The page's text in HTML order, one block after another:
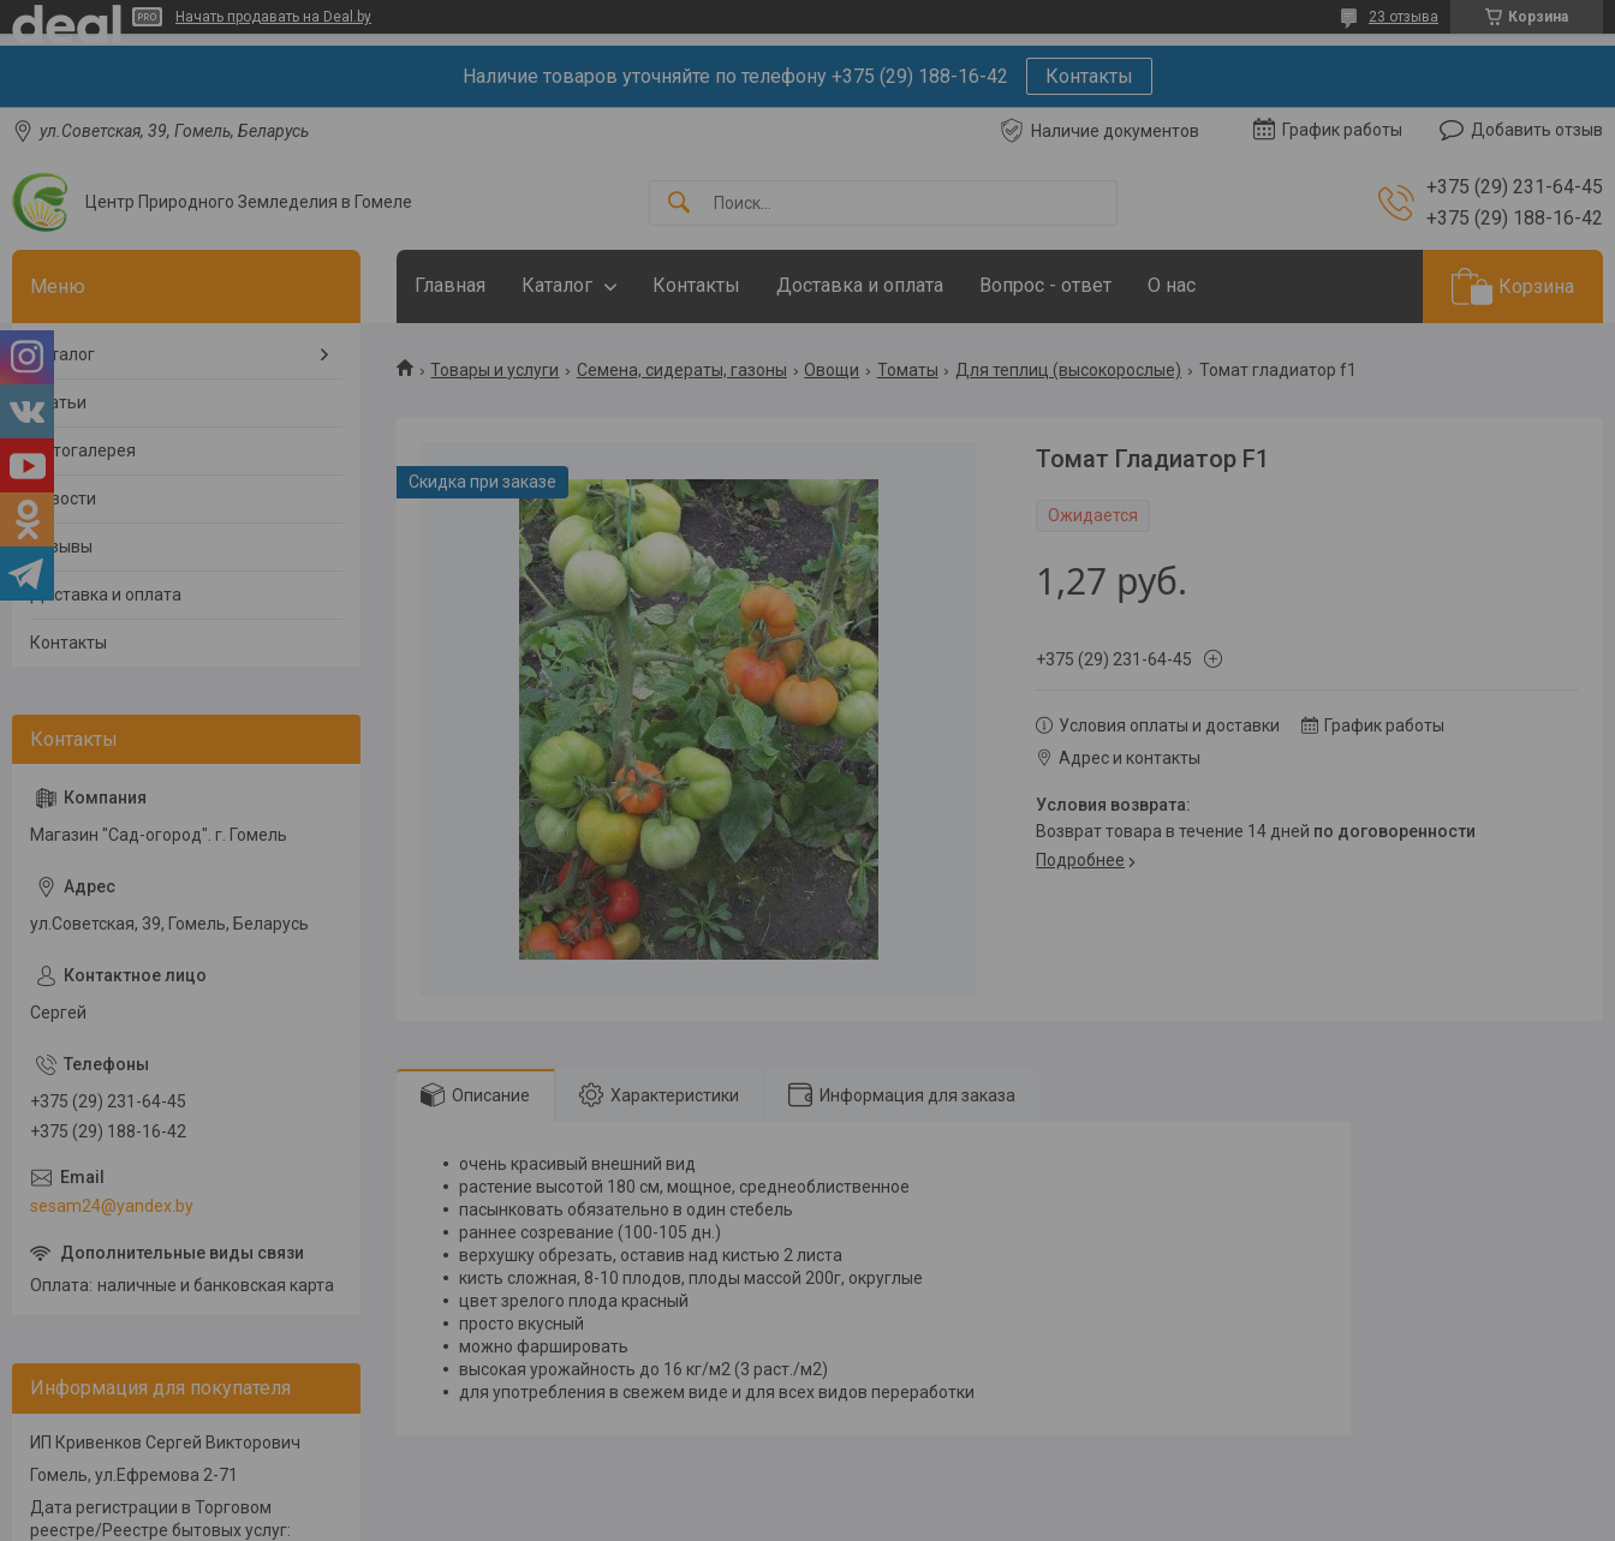
Начать продавать на Deal.by Корзина
23 отзыва
Наличие товаров уточняйте по телефону +375 (29) 188-16-42 Контакты
ул.Советская, 39, Гомель, Беларусь Наличие документов График работы Добавить отзыв
Центр Природного Земледелия в Гомеле
+375 (29) 231-64-45
+375 (29) 188-16-42
Главная Каталог Контакты Доставка и оплата Вопрос - ответ О нас Корзина
Товары и услуги Семена, сидераты, газоны Овощи Томаты Для теплиц (высокорослые) Томат гладиатор f1
Скидка при заказе
Томат Гладиатор F1
Ожидается
1,27 руб.
+375 (29) 231-64-45
Условия оплаты и доставки
График работы
Адрес и контакты
возврат товара в течение 14 дней по договоренности
Подробнее
Описание Характеристики Информация для заказа
очень красивый внешний вид
растение высотой 180 см, мощное, среднеоблиственное
пасынковать обязательно в один стебель
раннее созревание (100-105 дн.)
верхушку обрезать, оставив над кистью 2 листа
кисть сложная, 8-10 плодов, плоды массой 200г, округлые
цвет зрелого плода красный
просто вкусный
можно фаршировать
высокая урожайность до 16 кг/м2 (3 раст./м2)
для употребления в свежем виде и для всех видов переработки
Каталог
Статьи
Фотогалерея
Новости
Отзывы
Доставка и оплата
Контакты
Магазин "Сад-огород". г. Гомель
ул.Советская, 39, Гомель, Беларусь
Сергей
+375 (29) 231-64-45
+375 (29) 188-16-42
sesam24@yandex.by
Оплата наличные и банковская карта
Информация для покупателя
ИП Кривенков Сергей Викторович
Гомель, ул.Ефремова 2-71
Дата регистрации в Торговом
реестре/Реестре бытовых услуг: